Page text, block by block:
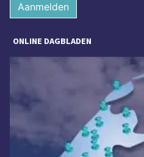
Aanmelden
ONLINE DAGBLADEN